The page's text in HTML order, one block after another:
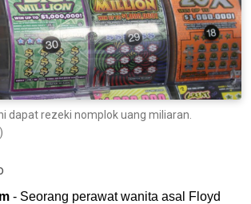
dapat rezeki nomplok uang miliaran.
- Seorang perawat wanita asal Floyd